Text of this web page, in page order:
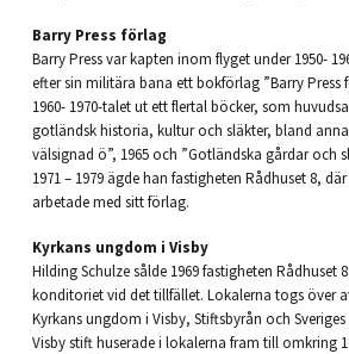
Barry Press förlag
Barry Press var kapten inom flyget under 1950-
efter sin militära bana ett bokförlag ”Barry Press
1960- 1970-talet ut ett flertal böcker, som
gotländsk historia, kultur och släkter, bland
välsignad ö”, 1965 och ”Gotländska gårdar och
1971 – 1979 ägde han fastigheten Rådhuset 8,
arbetade med sitt förlag.
Kyrkans ungdom i Visby
Hilding Schulze sålde 1969 fastigheten Rådhuset
konditoriet vid det tillfället. Lokalerna togs över
Kyrkans ungdom i Visby, Stiftsbyrån och
Visby stift huserade i lokalerna fram till omkring